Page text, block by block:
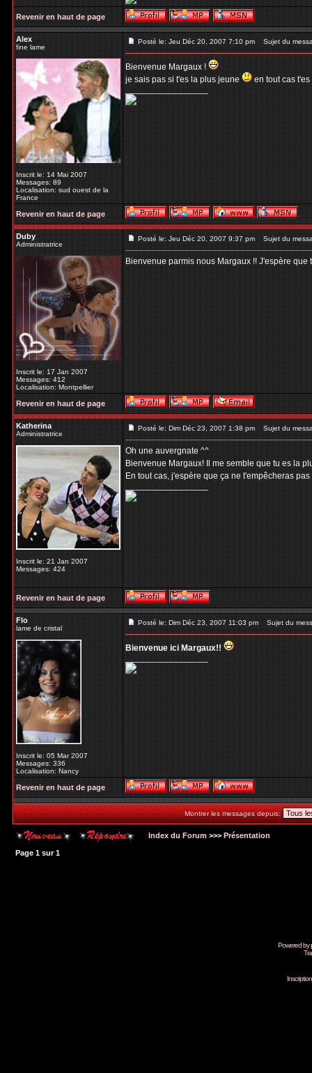
Revenir en haut de page
Alex
fine lame
Inscrit le: 14 Mai 2007
Messages: 89
Localisation: sud ouest de la
France
Posté le: Jeu Déc 20, 2007 7:10 pm Sujet du
Bienvenue Margaux !
je sais pas si t'es la plus jeune
en tout cas
_________________
Revenir en haut de page
Duby
Administratrice
Inscrit le: 17 Jan 2007
Messages: 412
Localisation: Montpellier
Posté le: Jeu Déc 20, 2007 9:37 pm Sujet du
Bienvenue parmis nous Margaux !! J'espère
Revenir en haut de page
Katherina
Administratrice
Inscrit le: 21 Jan 2007
Messages: 424
Posté le: Dim Déc 23, 2007 1:38 pm Sujet du
Oh une auvergnate ^^
Bienvenue Margaux! Il me semble que tu es la
En tout cas, j'espère que ça ne t'empêcheras
_________________
Revenir en haut de page
Flo
lame de cristal
Inscrit le: 05 Mar 2007
Messages: 336
Localisation: Nancy
Posté le: Dim Déc 23, 2007 11:03 pm Sujet du
Bienvenue ici Margaux!!
_________________
Revenir en haut de page
Montrer les messages depuis:
Index du Forum >>> Présentation
Page 1 sur1
Powered by